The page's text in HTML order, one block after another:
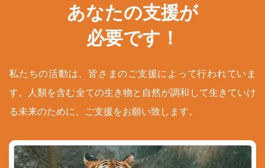
あなたの支援が
必要です！
私たちの活動は、皆さまのご支援によって行われていま
す。人類を含む全ての生き物と自然が調和して生きていけ
る未来のために、ご支援をお願い致します。